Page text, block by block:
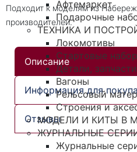
Афтемаркет
Подарочные
ТЕХНИКА И
Локомотивы
Стартовые
Детали, запчасти
Вагоны
Рельсовый
Строения и
МОДЕЛИ И КИТЫ В
ЖУРНАЛЬНЫЕ
Журнальные
Подходит к моделям из
производителей.
Описание
Информация для
Отзывы